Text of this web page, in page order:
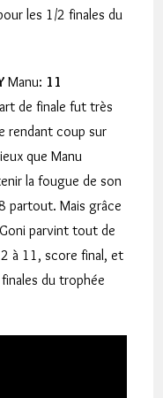
les 1/2 finales du
Manu: 11
de finale fut très
rendant coup sur
que Manu
la fougue de son
partout. Mais grâce
parvint tout de
à 11, score final, et
du trophée